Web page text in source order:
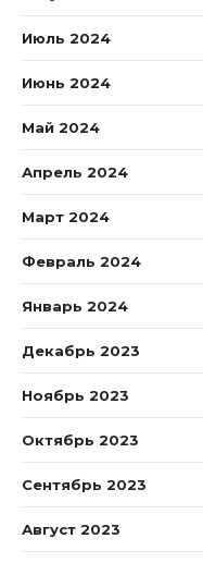
Июль 2024
Июнь 2024
Май 2024
Апрель 2024
Март 2024
Февраль 2024
Январь 2024
Декабрь 2023
Ноябрь 2023
Октябрь 2023
Сентябрь 2023
Август 2023